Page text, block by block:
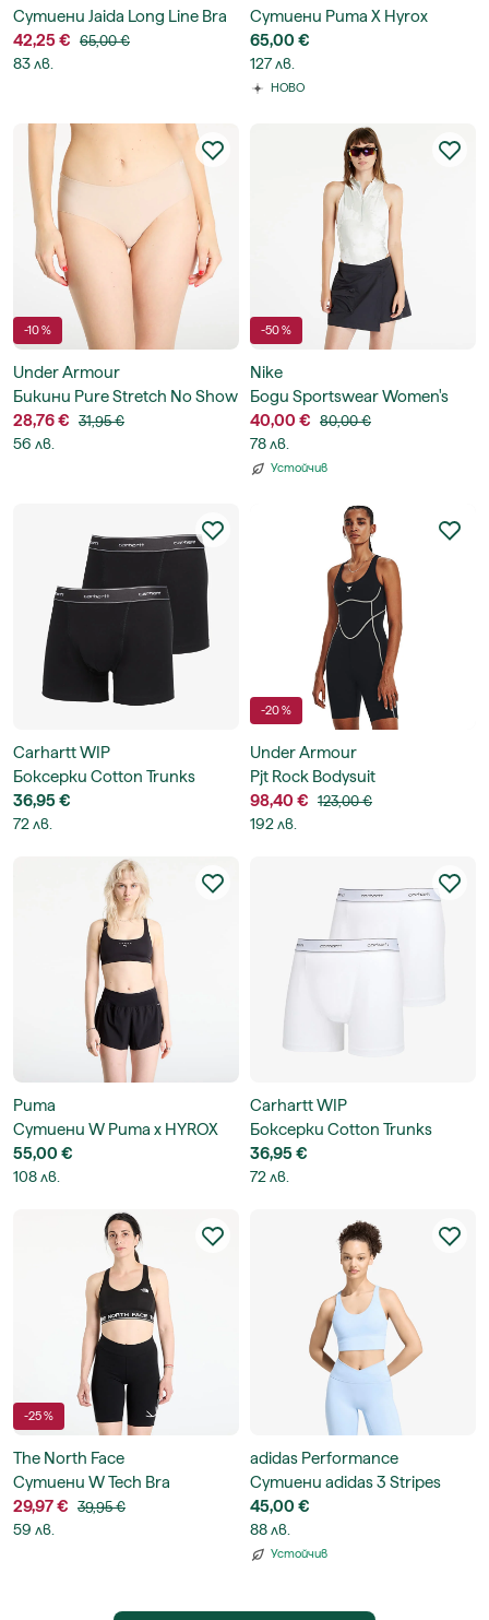
Сутиени Jaida Long Line Bra
42,25 € 65,00 €
83 лв.
Сутиени Puma X Hyrox
Pwrmode Bra
65,00 €
127 лв.
НОВО
-10 %
Under Armour
Бикини Pure Stretch No Show
Hipster 3-Pack
28,76 € 31,95 €
56 лв.
-50 %
Nike
Боди Sportswear Women's
Dri-FIT ADV Bodysuit
40,00 € 80,00 €
78 лв.
Устойчив
Carhartt WIP
Боксерки Cotton Trunks
36,95 €
72 лв.
-20 %
Under Armour
Pjt Rock Bodysuit
98,40 € 123,00 €
192 лв.
Puma
Сутиени W Puma x HYROX
Tech Bra
55,00 €
108 лв.
Carhartt WIP
Боксерки Cotton Trunks
36,95 €
72 лв.
-25 %
The North Face
Сутиени W Tech Bra
29,97 € 39,95 €
59 лв.
adidas Performance
Сутиени adidas 3 Stripes
Studio All Me Light Support
Bra
45,00 €
88 лв.
Устойчив